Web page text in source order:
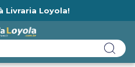
Livraria Loyola!